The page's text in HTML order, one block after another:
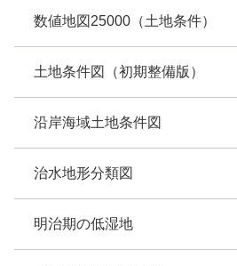
数値地図25000（土地条件）
土地条件図（初期整備版）
沿岸海域土地条件図
治水地形分類図
明治期の低湿地